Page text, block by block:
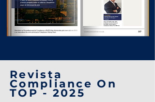
Revista
Compliance On
TOP - 2025